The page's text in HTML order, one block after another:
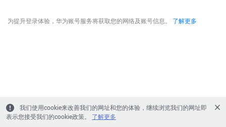
为提升登录体验，华为账号服务将获取您的网络及账号信息。 了解更多
我们使用cookie来改善我们的网址和您的体验，继续浏览我们的网址即
表示您接受我们的cookie政策。
了解更多